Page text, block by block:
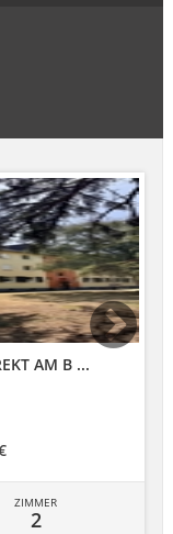
AM B ...
ZIMMER
2